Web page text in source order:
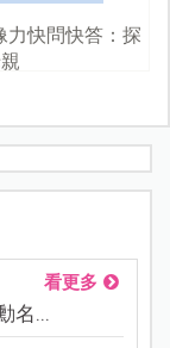
力快問快答：探
看更多
名...